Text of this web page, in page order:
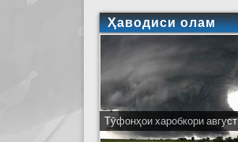
Ҳаводиси олам
Тӯфонҳои харобкори август